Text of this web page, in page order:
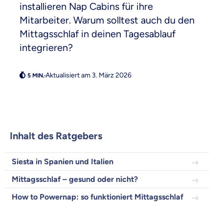
installieren Nap Cabins für ihre
Mitarbeiter. Warum solltest auch du den
Mittagsschlaf in deinen Tagesablauf
integrieren?
Aktualisiert am 3. März 2026
Inhalt des Ratgebers
Siesta in Spanien und Italien
Mittagsschlaf – gesund oder nicht?
How to Powernap: so funktioniert Mittagsschlaf
Weil es uns wichtig ist, dass
du dich gut beraten fühlst.
Objektive und faire Beratung
Wir möchten, dass du dich aus Überzeugung für
Versicherungsprodukt wählen
Krankenvoll
Versicherung